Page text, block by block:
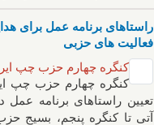
راستاهای برنامه عمل برای
فعالیت های حزبی
کنگره چهارم حزب چپ
کنگره چهارم حزب چپ
تعیین راستاهای برنامه عمل
آتی تا کنگره پنجم، بسیج